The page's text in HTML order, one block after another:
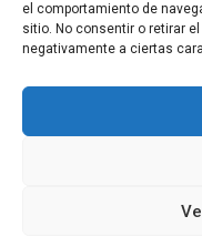
el comportamiento de
sitio. No consentir o retirar
negativamente a ciertas
Copyright Colegio